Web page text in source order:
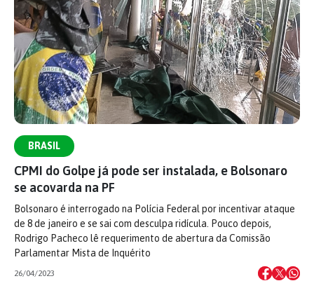
BRASIL
CPMI do Golpe já pode ser instalada, e Bolsonaro
se acovarda na PF
Bolsonaro é interrogado na Polícia Federal por incentivar ataque
de 8 de janeiro e se sai com desculpa ridícula. Pouco depois,
Rodrigo Pacheco lê requerimento de abertura da Comissão
Parlamentar Mista de Inquérito
26/04/2023